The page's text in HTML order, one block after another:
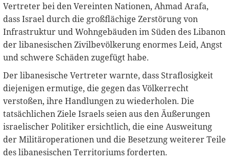
Vertreter bei den Vereinten Nationen, Ahmad Arafa,
dass Israel durch die großflächige Zerstörung von
Infrastruktur und Wohngebäuden im Süden des Libanon
der libanesischen Zivilbevölkerung enormes Leid, Angst
und schwere Schäden zugefügt habe.
Der libanesische Vertreter warnte, dass Straflosigkeit
diejenigen ermutige, die gegen das Völkerrecht
verstoßen, ihre Handlungen zu wiederholen. Die
tatsächlichen Ziele Israels seien aus den Äußerungen
israelischer Politiker ersichtlich, die eine Ausweitung
der Militäroperationen und die Besetzung weiterer Teile
des libanesischen Territoriums forderten.